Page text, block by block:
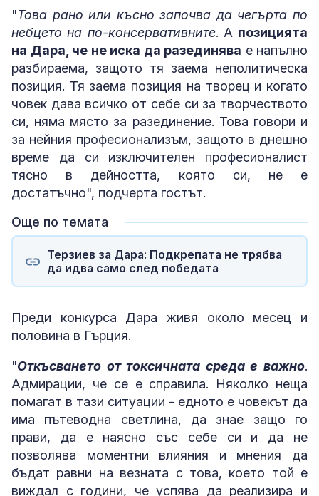
"Това рано или късно започва да чегърта по
небцето на по-консервативните. А позицията
на Дара, че не иска да разединява е напълно
разбираема, защото тя заема неполитическа
позиция. Тя заема позиция на творец и когато
човек дава всичко от себе си за творчеството
си, няма място за разединение. Това говори и
за нейния професионализъм, защото в днешно
време да си изключителен професионалист
тясно в дейността, която си, не е
достатъчно", подчерта гостът.
Още по темата
Терзиев за Дара: Подкрепата не трябва
да идва само след победата
Преди конкурса Дара живя около месец и
половина в Гърция.
"Откъсването от токсичната среда е важно.
Адмирации, че се е справила. Няколко неща
помагат в тази ситуации - едното е човекът да
има пътеводна светлина, да знае защо го
прави, да е наясно със себе си и да не
позволява моментни влияния и мнения да
бъдат равни на везната с това, което той е
виждал с години, че успява да реализира и